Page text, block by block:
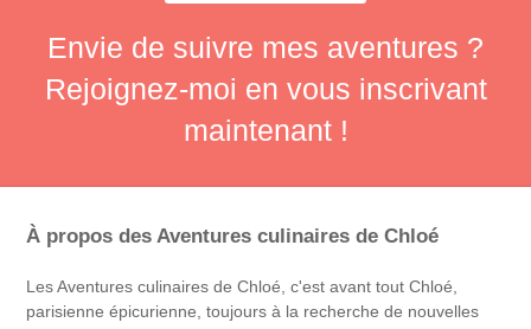
Envie de suivre mes aventures ?
Rejoignez-moi en vous inscrivant
maintenant !
À propos des Aventures culinaires de Chloé
Les Aventures culinaires de Chloé, c'est avant tout Chloé,
parisienne épicurienne, toujours à la recherche de nouvelles